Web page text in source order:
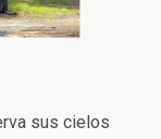
sus cielos